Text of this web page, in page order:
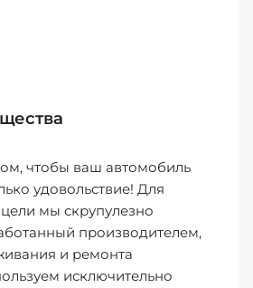
чтобы ваш автомобиль
удовольствие! Для
мы скрупулезно
производителем,
и ремонта
исключительно